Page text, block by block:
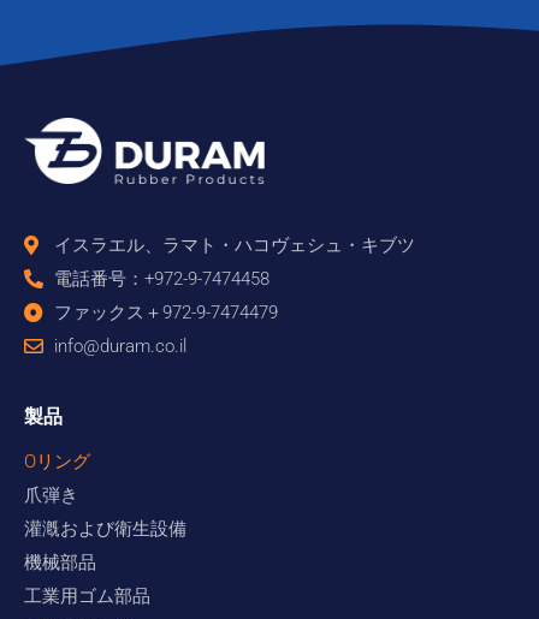
イスラエル、ラマト・ハコヴェシュ・キブツ
電話番号：+972-9-7474458
ファックス＋972-9-7474479
info@duram.co.il
製品
Oリング
爪弾き
灌漑および衛生設備
機械部品
工業用ゴム部品